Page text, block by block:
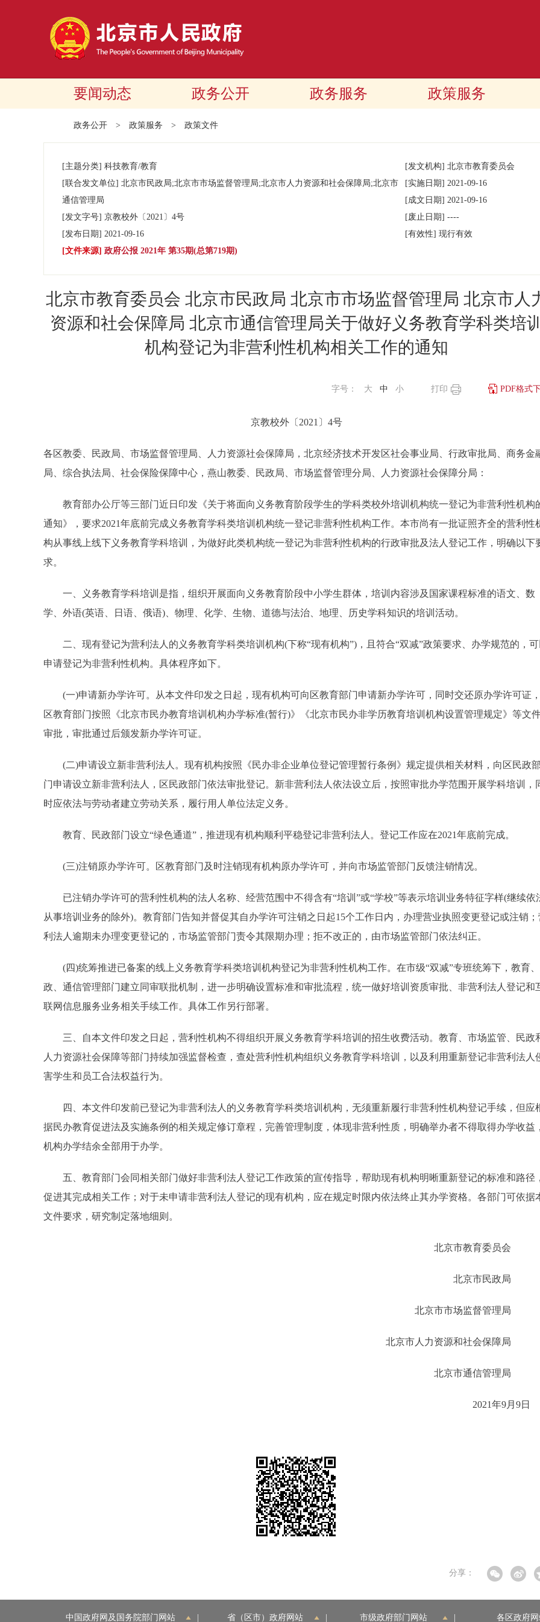
要闻动态 政务公开 政务服务 政策服务
政务公开 > 政策服务 > 政策文件
[主题分类] 科技教育/教育 [发文机构] 北京市教育委员会
[联合发文单位] 北京市民政局;北京市市场监督管理局;北京市人力资源和社会保障局;北京市
通信管理局
[实施日期] 2021-09-16
[成文日期] 2021-09-16
[发文字号] 京教校外 〔2021〕 4号 [废止日期] ----
[发布日期] 2021-09-16 [有效性] 现行有效
[文件来源] 政府公报 2021年 第35期(总第719期)
北京市教育委员会 北京市民政局 北京市市场监督管理局 北京市人
资源和社会保障局 北京市通信管理局关于做好义务教育学科类培训
机构登记为非营利性机构相关工作的通知
PDF格式
打印
字号： 大 中 小
京教校外〔2021〕4号
各区教委、民政局、市场监督管理局、人力资源社会保障局，北京经济技术开发区社会事业局、行政审批局、商务金
局、综合执法局、社会保险保障中心，燕山教委、民政局、市场监督管理分局、人力资源社会保障分局：
教育部办公厅等三部门近日印发《关于将面向义务教育阶段学生的学科类校外培训机构统一登记为非营利性机构
通知》，要求2021年底前完成义务教育学科类培训机构统一登记非营利性机构工作。本市尚有一批证照齐全的营利性
构从事线上线下义务教育学科培训，为做好此类机构统一登记为非营利性机构的行政审批及法人登记工作，明确以下
求。
一、义务教育学科培训是指，组织开展面向义务教育阶段中小学生群体，培训内容涉及国家课程标准的语文、数
学、外语(英语、日语、俄语)、物理、化学、生物、道德与法治、地理、历史学科知识的培训活动。
二、现有登记为营利法人的义务教育学科类培训机构(下称“现有机构”)，且符合“双减”政策要求、办学规范的，可
申请登记为非营利性机构。具体程序如下。
(一)申请新办学许可。从本文件印发之日起，现有机构可向区教育部门申请新办学许可，同时交还原办学许可证，
区教育部门按照《北京市民办教育培训机构办学标准(暂行)》《北京市民办非学历教育培训机构设置管理规定》等文
审批，审批通过后颁发新办学许可证。
(二)申请设立新非营利法人。现有机构按照《民办非企业单位登记管理暂行条例》规定提供相关材料，向区民政部
门申请设立新非营利法人，区民政部门依法审批登记。新非营利法人依法设立后，按照审批办学范围开展学科培训，
时应依法与劳动者建立劳动关系，履行用人单位法定义务。
教育、民政部门设立“绿色通道”，推进现有机构顺利平稳登记非营利法人。登记工作应在2021年底前完成。
(三)注销原办学许可。区教育部门及时注销现有机构原办学许可，并向市场监管部门反馈注销情况。
已注销办学许可的营利性机构的法人名称、经营范围中不得含有“培训”或“学校”等表示培训业务特征字样(继续依
从事培训业务的除外)。教育部门告知并督促其自办学许可注销之日起15个工作日内，办理营业执照变更登记或注销；
利法人逾期未办理变更登记的，市场监管部门责令其限期办理；拒不改正的，由市场监管部门依法纠正。
(四)统筹推进已备案的线上义务教育学科类培训机构登记为非营利性机构工作。在市级“双减”专班统筹下，教育
政、通信管理部门建立同审联批机制，进一步明确设置标准和审批流程，统一做好培训资质审批、非营利法人登记和
联网信息服务业务相关手续工作。具体工作另行部署。
三、自本文件印发之日起，营利性机构不得组织开展义务教育学科培训的招生收费活动。教育、市场监管、民政
人力资源社会保障等部门持续加强监督检查，查处营利性机构组织义务教育学科培训，以及利用重新登记非营利法人
害学生和员工合法权益行为。
四、本文件印发前已登记为非营利法人的义务教育学科类培训机构，无须重新履行非营利性机构登记手续，但应
据民办教育促进法及实施条例的相关规定修订章程，完善管理制度，体现非营利性质，明确举办者不得取得办学收益，
机构办学结余全部用于办学。
五、教育部门会同相关部门做好非营利法人登记工作政策的宣传指导，帮助现有机构明晰重新登记的标准和路径，
促进其完成相关工作；对于未申请非营利法人登记的现有机构，应在规定时限内依法终止其办学资格。各部门可依据
文件要求，研究制定落地细则。
北京市教育委员
北京市民政
北京市市场监督管理
北京市人力资源和社会保障
北京市通信管理
2021年9月9
分享：
中国政府网及国务院部门网站 省（区市）政府网站 市级政府部门网站 各区政府